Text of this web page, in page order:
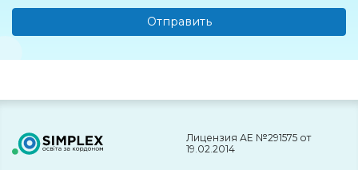
Отправить
Лицензия АЕ №291575 от
19.02.2014